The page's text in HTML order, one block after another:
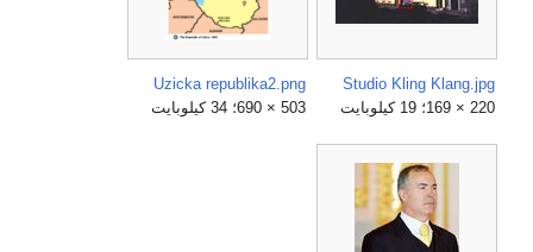
Studio Kling Klang.jpg
220 × 169؛ 19 كيلوبايت
Uzicka republika2.png
503 × 690؛ 34 كيلوبايت